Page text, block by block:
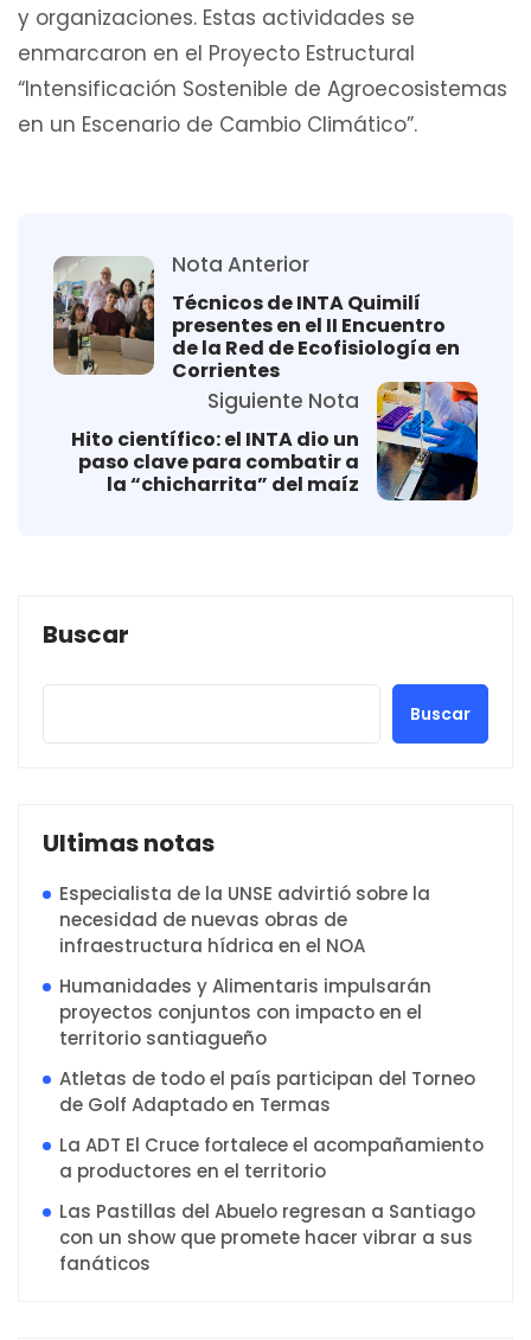
y organizaciones. Estas actividades se
enmarcaron en el Proyecto Estructural
“Intensificación Sostenible de Agroecosistemas
en un Escenario de Cambio Climático”.
Nota Anterior
Técnicos de INTA Quimilí
presentes en el II Encuentro
de la Red de Ecofisiología en
Corrientes
Siguiente Nota
Hito científico: el INTA dio un
paso clave para combatir a
la “chicharrita” del maíz
Buscar
Buscar
Ultimas notas
Especialista de la UNSE advirtió sobre la
necesidad de nuevas obras de
infraestructura hídrica en el NOA
Humanidades y Alimentaris impulsarán
proyectos conjuntos con impacto en el
territorio santiagueño
Atletas de todo el país participan del Torneo
de Golf Adaptado en Termas
La ADT El Cruce fortalece el acompañamiento
a productores en el territorio
Las Pastillas del Abuelo regresan a Santiago
con un show que promete hacer vibrar a sus
fanáticos